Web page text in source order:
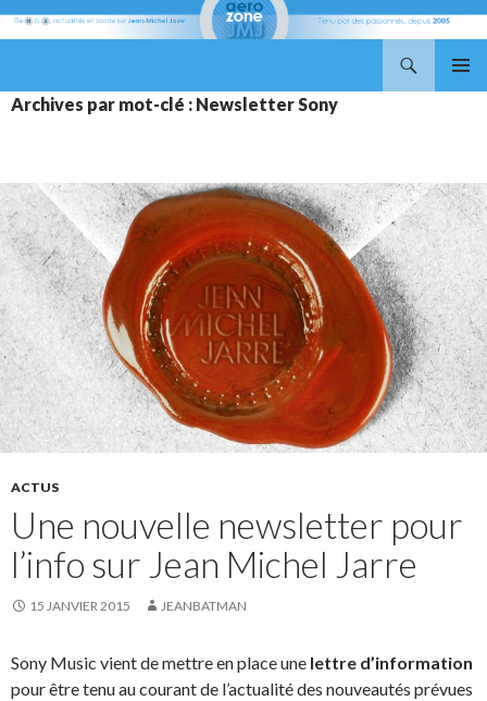
AU
Archives par mot-clé : Newsletter Sony
ACTUS
Une nouvelle newsletter pour
l’info sur Jean Michel Jarre
15 JANVIER 2015 JEANBATMAN
Sony Music vient de mettre en place une lettre d’information
pour être tenu au courant de l’actualité des nouveautés prévues